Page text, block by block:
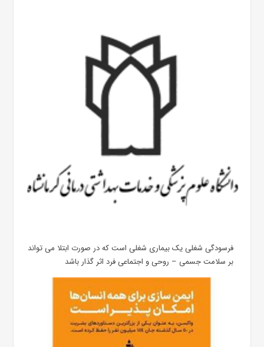
فرسودگی شغلی یک بیماری شغلی است که در صورت ابتلا می تواند
بر سلامت جسمی – روحی و اجتماعی فرد اثر گذار باشد